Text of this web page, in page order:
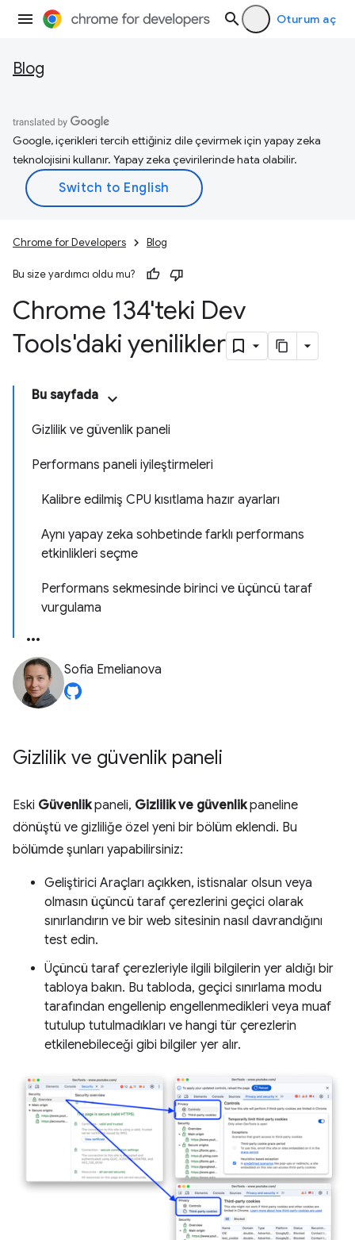
Oturum aç
Blog
Google, içerikleri tercih ettiğiniz dile çevirmek için yapay zeka
teknolojisini kullanır. Yapay zeka çevirilerinde hata olabilir.
Chrome for Developers Blog
Bu size yardımcı oldu mu?
Chrome 134'teki Dev
Tools'daki yenilikler
Bu sayfada
Gizlilik ve güvenlik paneli
Performans paneli iyileştirmeleri
Kalibre edilmiş CPU kısıtlama hazır ayarları
Aynı yapay zeka sohbetinde farklı performans
etkinlikleri seçme
Performans sekmesinde birinci ve üçüncü taraf
vurgulama
Sofia Emelianova
Gizlilik ve güvenlik paneli
Eski Güvenlikpaneli, Gizlilik ve güvenlikpaneline
dönüştü ve gizliliğe özel yeni bir bölüm eklendi. Bu
bölümde şunları yapabilirsiniz:
Geliştirici Araçları açıkken, istisnalar olsun veya
olmasın üçüncü taraf çerezlerini geçici olarak
sınırlandırın ve bir web sitesinin nasıl davrandığını
test edin.
Üçüncü taraf çerezleriyle ilgili bilgilerin yer aldığı bir
tabloya bakın. Bu tabloda, geçici sınırlama modu
tarafından engellenip engellenmedikleri veya muaf
tutulup tutulmadıkları ve hangi tür çerezlerin
etkilenebileceği gibi bilgiler yer alır.